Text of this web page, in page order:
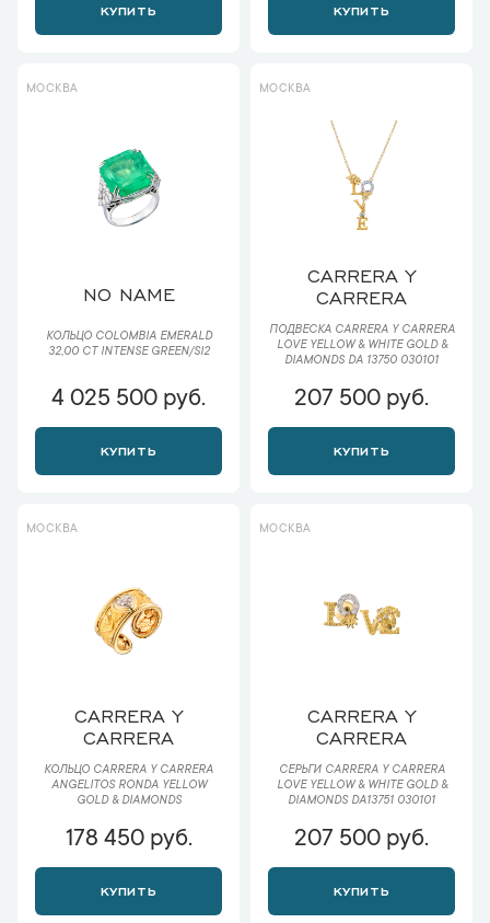
КУПИТЬ КУПИТЬ
МОСКВА
NO NAME
КОЛЬЦО COLOMBIA EMERALD
32,00 CT INTENSE GREEN/SI2
4 025 500 руб.
КУПИТЬ
МОСКВА
CARRERA Y
CARRERA
ПОДВЕСКА CARRERA Y CARRERA
LOVE YELLOW & WHITE GOLD &
DIAMONDS DA 13750 030101
207 500 руб.
КУПИТЬ
МОСКВА
CARRERA Y
CARRERA
КОЛЬЦО CARRERA Y CARRERA
ANGELITOS RONDA YELLOW
GOLD & DIAMONDS
178 450 руб.
КУПИТЬ
МОСКВА
CARRERA Y
CARRERA
СЕРЬГИ CARRERA Y CARRERA
LOVE YELLOW & WHITE GOLD &
DIAMONDS DA13751 030101
207 500 руб.
КУПИТЬ